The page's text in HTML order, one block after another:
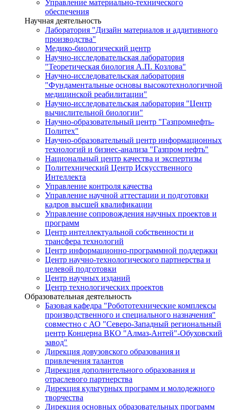
Управление материально-технического
обеспечения
Научная деятельность
Лаборатория "Дизайн материалов и аддитивного
производства"
Медико-биологический центр
Научно-исследовательская лаборатория
"Теоретическая биология А.П. Козлова"
Научно-исследовательская лаборатория
"Фундаментальные основы высокотехнологичной
медицинской реабилитации"
Научно-исследовательская лаборатория "Центр
вычислительной биологии"
Научно-образовательный центр "Газпромнефть-
Политех"
Научно-образовательный центр информационных
технологий и бизнес-анализа "Газпром нефть"
Национальный центр качества и экспертизы
Политехнический Центр Искусственного
Интеллекта
Управление контроля качества
Управление научной аттестации и подготовки
кадров высшей квалификации
Управление сопровождения научных проектов и
программ
Центр интеллектуальной собственности и
трансфера технологий
Центр информационно-программной поддержки
Центр научно-технологического партнерства и
целевой подготовки
Центр научных изданий
Центр технологических проектов
Образовательная деятельность
Базовая кафедра "Робототехнические комплексы
производственного и специального назначения"
совместно с АО "Северо-Западный региональный
центр Концерна ВКО "Алмаз-Антей"-Обуховский
завод"
Дирекция довузовского образования и
привлечения талантов
Дирекция дополнительного образования и
отраслевого партнерства
Дирекция культурных программ и молодежного
творчества
Дирекция основных образовательных программ